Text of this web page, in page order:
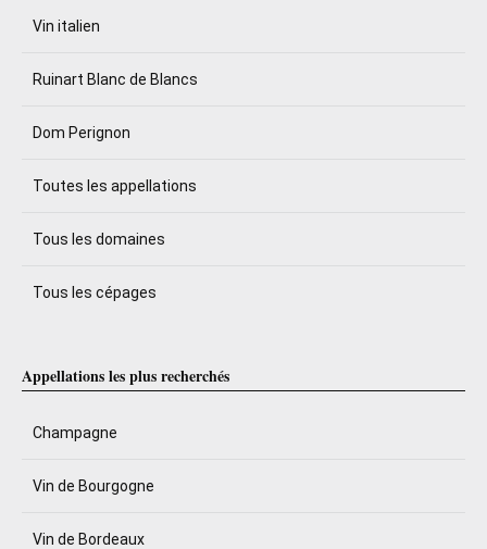
Vin italien
Ruinart Blanc de Blancs
Dom Perignon
Toutes les appellations
Tous les domaines
Tous les cépages
Appellations les plus recherchés
Champagne
Vin de Bourgogne
Vin de Bordeaux